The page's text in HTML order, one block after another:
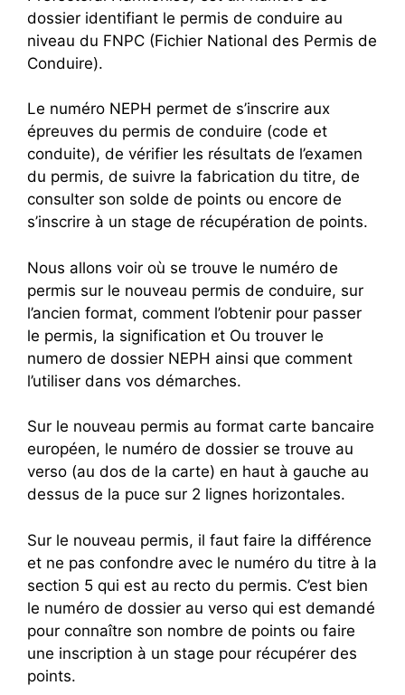
dossier identifiant le permis de conduire au
niveau du FNPC (Fichier National des Permis de
Conduire).
Le numéro NEPH permet de s’inscrire aux
épreuves du permis de conduire (code et
conduite), de vérifier les résultats de l’examen
du permis, de suivre la fabrication du titre, de
consulter son solde de points ou encore de
s’inscrire à un stage de récupération de points.
Nous allons voir où se trouve le numéro de
permis sur le nouveau permis de conduire, sur
l’ancien format, comment l’obtenir pour passer
le permis, la signification et Ou trouver le
numero de dossier NEPH ainsi que comment
l’utiliser dans vos démarches.
Sur le nouveau permis au format carte bancaire
européen, le numéro de dossier se trouve au
verso (au dos de la carte) en haut à gauche au
dessus de la puce sur 2 lignes horizontales.
Sur le nouveau permis, il faut faire la différence
et ne pas confondre avec le numéro du titre à la
section 5 qui est au recto du permis. C’est bien
le numéro de dossier au verso qui est demandé
pour connaître son nombre de points ou faire
une inscription à un stage pour récupérer des
points.